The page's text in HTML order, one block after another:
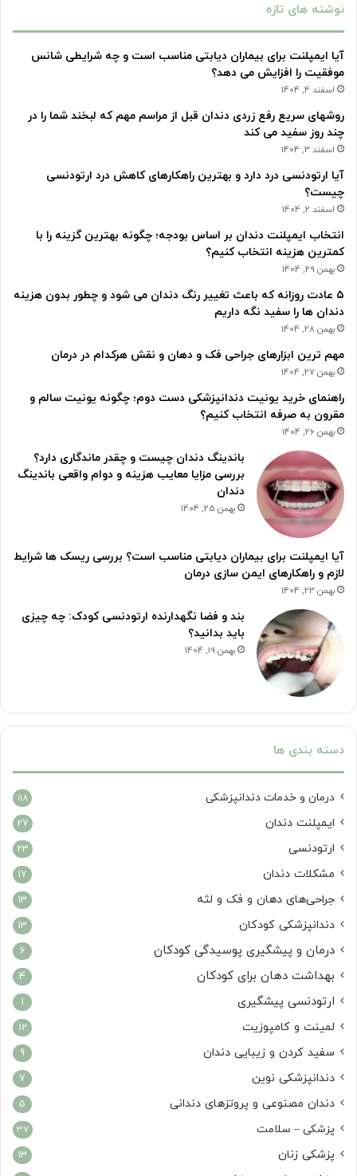
نوشته های تازه
آیا ایمپلنت برای بیماران دیابتی مناسب است و چه شرایطی شانس
موفقیت را افزایش می دهد؟
اسفند 4, 1404
روشهای سریع رفع زردی دندان قبل از مراسم مهم که لبخند شما را در
چند روز سفید می کند
اسفند 3, 1404
آیا ارتودنسی درد دارد و بهترین راهکارهای کاهش درد ارتودنسی
چیست؟
اسفند 2, 1404
انتخاب ایمپلنت دندان بر اساس بودجه؛ چگونه بهترین گزینه را با
کمترین هزینه انتخاب کنیم؟
بهمن 29, 1404
۵ عادت روزانه که باعث تغییر رنگ دندان می شود و چطور بدون هزینه
دندان ها را سفید نگه داریم
بهمن 28, 1404
مهم ترین ابزارهای جراحی فک و دهان و نقش هرکدام در درمان
بهمن 27, 1404
راهنمای خرید یونیت دندانپزشکی دست دوم؛ چگونه یونیت سالم و
مقرون به صرفه انتخاب کنیم؟
بهمن 26, 1404
باندینگ دندان چیست و چقدر ماندگاری دارد؟
بررسی مزایا معایب هزینه و دوام واقعی باندینگ
دندان
بهمن 25, 1404
آیا ایمپلنت برای بیماران دیابتی مناسب است؟ بررسی ریسک ها شرایط
لازم و راهکارهای ایمن سازی درمان
بهمن 23, 1404
بند و فضا نگهدارنده ارتودنسی کودک: چه چیزی
باید بدانید؟
بهمن 19, 1404
دسته بندی ها
درمان‌ و خدمات دندانپزشکی 118
ایمپلنت دندان 27
ارتودنسی 23
مشکلات دندان 17
جراحی‌های دهان و فک و لثه 13
دندانپزشکی کودکان 13
درمان و پیشگیری پوسیدگی کودکان 6
بهداشت دهان برای کودکان 4
ارتودنسی پیشگیری 1
لمینت و کامپوزیت 12
سفید کردن و زیبایی دندان 9
دندانپزشکی نوین 7
دندان مصنوعی و پروتزهای دندانی 5
پزشکی – سلامت 37
پزشکی زنان 13